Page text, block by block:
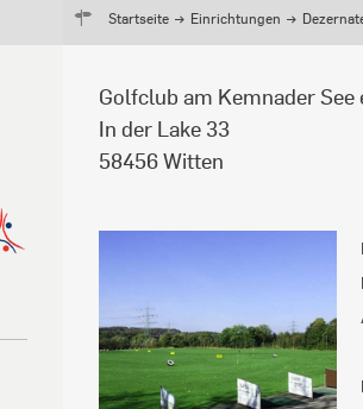
Startseite → Einrichtungen →
Golfclub am Kemnader See
In der Lake 33
58456 Witten